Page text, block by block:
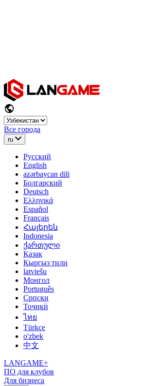
Все города
ru
Русский
English
azərbaycan dili
Болгарский
Deutsch
Ελληνικά
Español
Français
Հայերեն
Indonesia
ქართული
Қазақ
Кыргыз тили
latviešu
Монгол
Português
Српски
Тоҷикӣ
ไทย
Türkçe
o'zbek
中文
LANGAME+
ПО для клубов
Для бизнеса